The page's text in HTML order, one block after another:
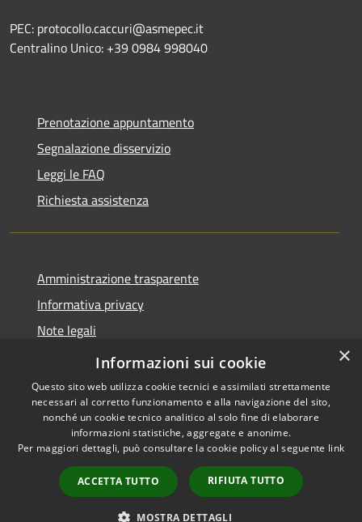
PEC: protocollo.caccuri@asmepec.it
Centralino Unico: +39 0984 998040
Prenotazione appuntamento
Segnalazione disservizio
Leggi le FAQ
Richiesta assistenza
Amministrazione trasparente
Informativa privacy
Note legali
Dichiarazione di accessibilità
Accessibilità
Copyright © 2026 • Comune di
Caccuri • Powered by
Municipium•
Accesso
redazione
×
Informazioni sui cookie
Questo sito web utilizza cookie tecnici e assimilati strettamente
necessari al corretto funzionamento e alla navigazione del sito,
nonché un cookie tecnico analitico al solo fine di elaborare
informazioni statistiche, aggregate e anonime.
Per maggiori dettagli, può consultare la cookie policy al seguente link
ACCETTA TUTTO RIFIUTA TUTTO
MOSTRA DETTAGLI